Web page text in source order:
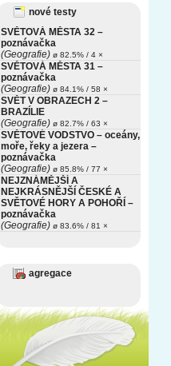
nové testy
SVĚTOVÁ MĚSTA 32 –
poznávačka
(Geografie) ø 82.5% / 4 ×
SVĚTOVÁ MĚSTA 31 –
poznávačka
(Geografie) ø 84.1% / 58 ×
SVĚT V OBRAZECH 2 –
BRAZÍLIE
(Geografie) ø 82.7% / 63 ×
SVĚTOVÉ VODSTVO – oceány,
moře, řeky a jezera –
poznávačka
(Geografie) ø 85.8% / 77 ×
NEJZNÁMĚJŠÍ A
NEJKRÁSNĚJŠÍ ČESKÉ A
SVĚTOVÉ HORY A POHOŘÍ –
poznávačka
(Geografie) ø 83.6% / 81 ×
agregace